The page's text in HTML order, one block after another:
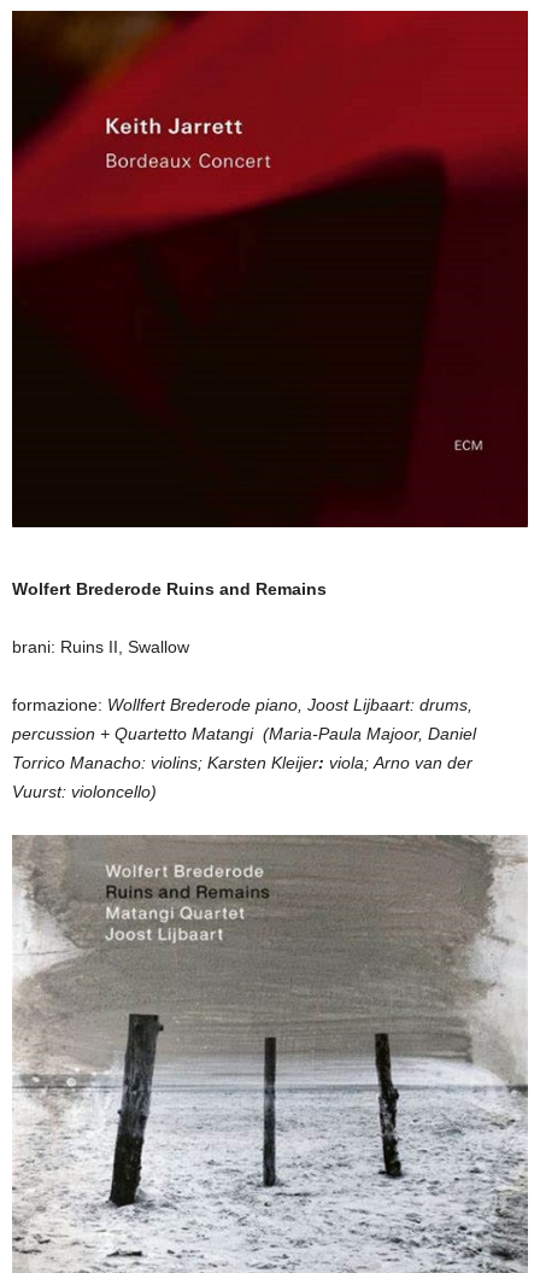
Wolfert Brederode Ruins and Remains
brani: Ruins II, Swallow
formazione: Wollfert Brederode piano, Joost Lijbaart: drums,
percussion + Quartetto Matangi (Maria-Paula Majoor, Daniel
Torrico Manacho: violins; Karsten Kleijer: viola; Arno van der
Vuurst: violoncello)